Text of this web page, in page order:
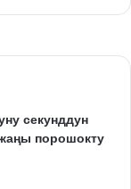
секунддун
порошокту